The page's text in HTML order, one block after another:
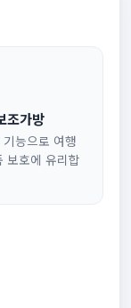
조가방
능으로 여행
보호에 유리합